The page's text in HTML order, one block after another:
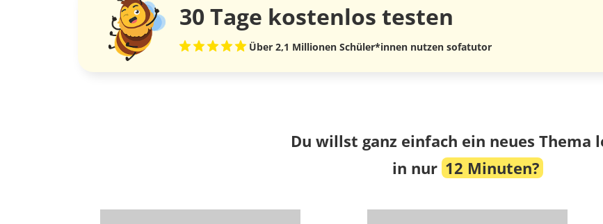
30 Tage kostenlos testen
Über 2,1 Millionen Schüler*innen nutzen sofatutor
Du willst ganz einfach ein neues Thema
in nur 12 Minuten?